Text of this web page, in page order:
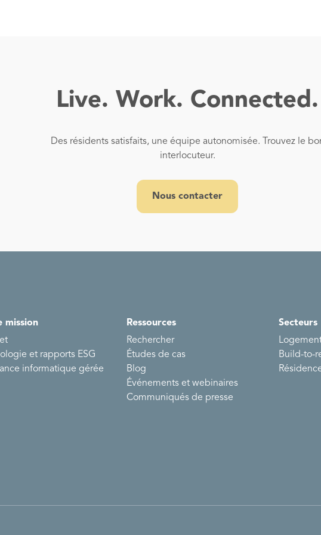
Live. Work. Connected.
Des résidents satisfaits, une équipe autonomisée. Trouvez le
interlocuteur.
Nous contacter
mission
et rapports ESG
informatique gérée
Ressources
Rechercher
Études de cas
Blog
Événements et webinaires
Communiqués de presse
Secteurs
Build-to-